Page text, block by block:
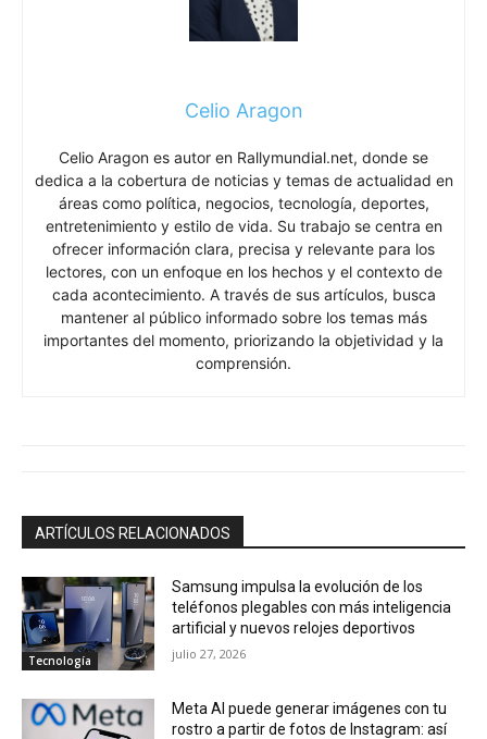
Celio Aragon
Celio Aragon es autor en Rallymundial.net, donde se
dedica a la cobertura de noticias y temas de actualidad en
áreas como política, negocios, tecnología, deportes,
entretenimiento y estilo de vida. Su trabajo se centra en
ofrecer información clara, precisa y relevante para los
lectores, con un enfoque en los hechos y el contexto de
cada acontecimiento. A través de sus artículos, busca
mantener al público informado sobre los temas más
importantes del momento, priorizando la objetividad y la
comprensión.
ARTÍCULOS RELACIONADOS
Tecnología
Samsung impulsa la evolución de los
teléfonos plegables con más inteligencia
artificial y nuevos relojes deportivos
julio 27, 2026
Meta AI puede generar imágenes con tu
rostro a partir de fotos de Instagram: así